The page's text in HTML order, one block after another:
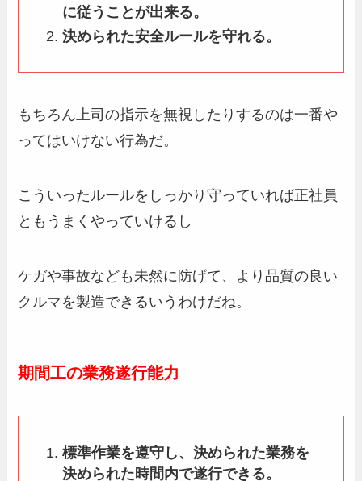
に従うことが出来る。
決められた安全ルールを守れる。
もちろん上司の指示を無視したりするのは一番や
ってはいけない行為だ。
こういったルールをしっかり守っていれば正社員
ともうまくやっていけるし
ケガや事故なども未然に防げて、より品質の良い
クルマを製造できるいうわけだね。
期間工の業務遂行能力
標準作業を遵守し、決められた業務を
決められた時間内で遂行できる。